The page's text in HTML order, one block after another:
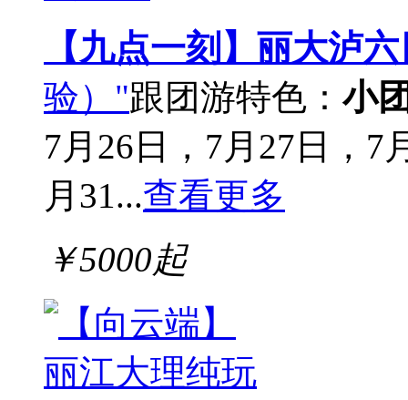
【九点一刻】丽大泸
验）"跟团游特色：小
7月26日，7月27日，7
月31...查看更多
￥5000起